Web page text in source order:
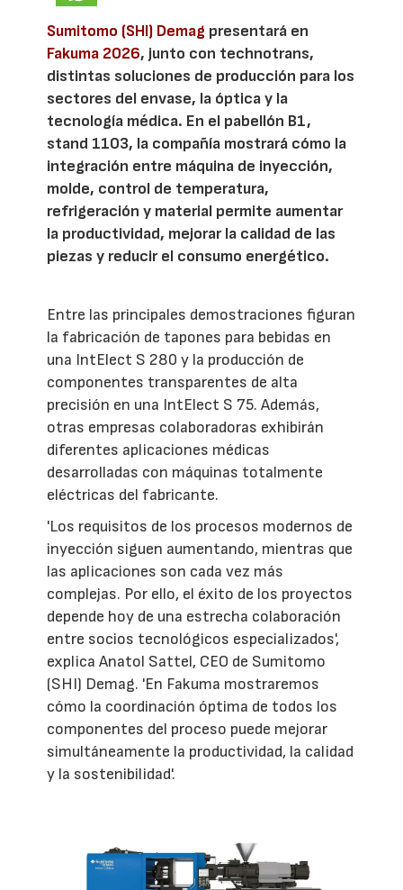
Sumitomo (SHI) Demag presentará en
Fakuma 2026, junto con technotrans,
distintas soluciones de producción para los
sectores del envase, la óptica y la
tecnología médica. En el pabellón B1,
stand 1103, la compañía mostrará cómo la
integración entre máquina de inyección,
molde, control de temperatura,
refrigeración y material permite aumentar
la productividad, mejorar la calidad de las
piezas y reducir el consumo energético.
Entre las principales demostraciones figuran
la fabricación de tapones para bebidas en
una IntElect S 280 y la producción de
componentes transparentes de alta
precisión en una IntElect S 75. Además,
otras empresas colaboradoras exhibirán
diferentes aplicaciones médicas
desarrolladas con máquinas totalmente
eléctricas del fabricante.
'Los requisitos de los procesos modernos de
inyección siguen aumentando, mientras que
las aplicaciones son cada vez más
complejas. Por ello, el éxito de los proyectos
depende hoy de una estrecha colaboración
entre socios tecnológicos especializados',
explica Anatol Sattel, CEO de Sumitomo
(SHI) Demag. 'En Fakuma mostraremos
cómo la coordinación óptima de todos los
componentes del proceso puede mejorar
simultáneamente la productividad, la calidad
y la sostenibilidad'.